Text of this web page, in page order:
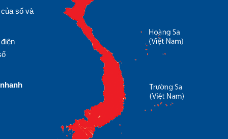
số và
nhanh